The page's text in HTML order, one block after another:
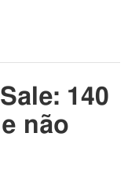
140
não